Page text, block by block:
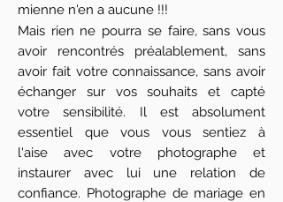
mienne n'en a aucune !!!
Mais rien ne pourra se faire, sans vous
avoir rencontrés préalablement, sans
avoir fait votre connaissance, sans avoir
échanger sur vos souhaits et capté
votre sensibilité. Il est absolument
essentiel que vous vous sentiez à
l'aise avec votre photographe et
instaurer avec lui une relation de
confiance. Photographe de mariage en